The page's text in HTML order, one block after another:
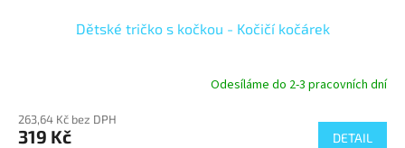
Dětské tričko s kočkou - Kočičí kočárek
Odesíláme do 2-3 pracovních dní
263,64 Kč bez DPH
319 Kč DETAIL